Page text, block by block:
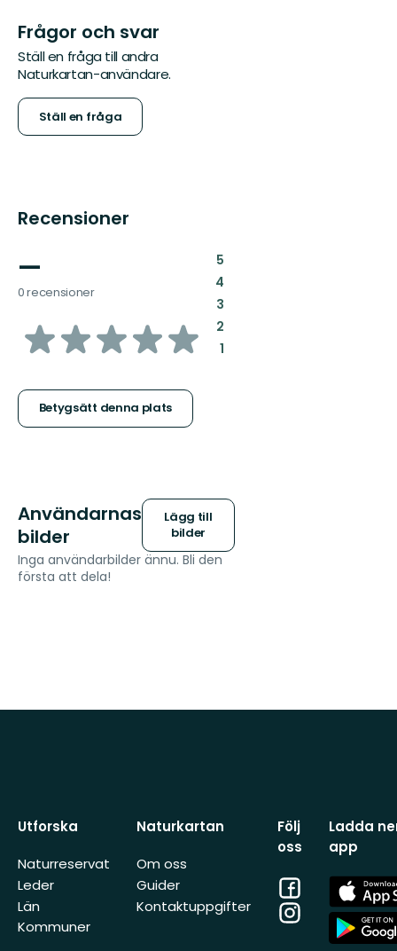
Frågor och svar
Ställ en fråga till andra
Naturkartan-användare.
Ställ en fråga
Recensioner
—
0 recensioner
av
stjärnor
Betygsätt denna plats
5:
4:
3:
2:
1:
Användarnas
bilder
Lägg till
bilder
Inga användarbilder ännu. Bli den
första att dela!
Utforska
Naturreservat
Leder
Län
Kommuner
Naturkartan
Om oss
Guider
Kontaktuppgifter
Följ
oss
Facebook
Instagram
Ladda
app
App
Store
App
Store